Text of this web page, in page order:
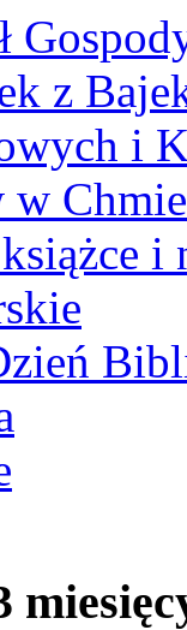
z
i
w
i